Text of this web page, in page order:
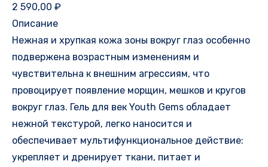
экстрактом
женьшеня
2 590,00 ₽
Описание
Нежная и хрупкая кожа зоны вокруг глаз особенно
подвержена возрастным изменениям и
чувствительна к внешним агрессиям, что
провоцирует появление морщин, мешков и кругов
вокруг глаз. Гель для век Youth Gems обладает
нежной текстурой, легко наносится и
обеспечивает мультифункциональное действие:
укрепляет и дренирует ткани, питает и